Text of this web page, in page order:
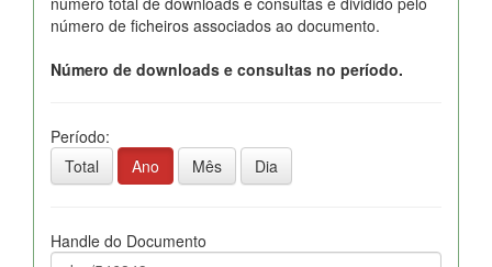
número de ficheiros associados ao documento.
Número de downloads e consultas no período.
Período:
Total
Ano Mês Dia
Handle do Documento